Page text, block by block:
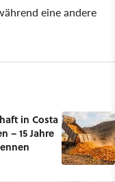
eine andere
in Costa
– 15 Jahre